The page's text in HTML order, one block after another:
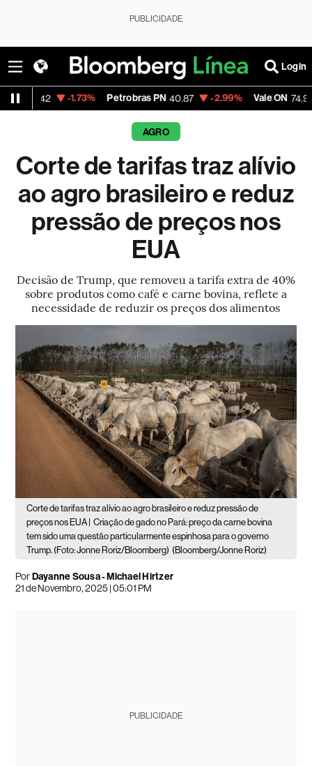
PUBLICIDADE
Login
Petrobras PN 40.87 -2.99% Vale ON 74.97 -0.56%
AGRO
Corte de tarifas traz alívio
ao agro brasileiro e reduz
pressão de preços nos
EUA
Decisão de Trump, que removeu a tarifa extra de 40%
sobre produtos como café e carne bovina, reflete a
necessidade de reduzir os preços dos alimentos
Corte de tarifas traz alívio ao agro brasileiro e reduz pressão de
preços nos EUA |
Criação de gado no Pará: preço da carne bovina
tem sido uma questão particularmente espinhosa para o governo
Trump. (Foto: Jonne Roriz/Bloomberg) (Bloomberg/Jonne Roriz)
PorDayanne Sousa - Michael Hirtzer
21 de Novembro, 2025 | 05:01 PM
PUBLICIDADE